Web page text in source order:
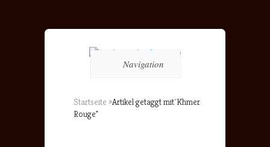
Navigation
Startseite »Artikel getaggt mit"Khmer
Rouge"